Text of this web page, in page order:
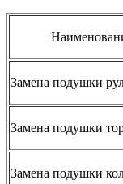
Замена подушки
Замена подушки
Замена подушки